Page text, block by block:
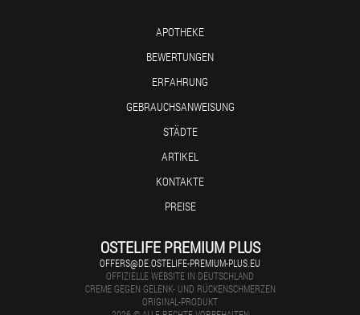
APOTHEKE
BEWERTUNGEN
ERFAHRUNG
GEBRAUCHSANWEISUNG
STÄDTE
ARTIKEL
KONTAKTE
PREISE
OSTELIFE PREMIUM PLUS
OFFERS@DE.OSTELIFE-PREMIUM-PLUS.EU
OFFIZIELLE WEBSITE IN DEUTSCHLAND
CREME GEGEN GELENK- UND RÜCKENSCHMERZEN
ORIGINAL-PRODUKT